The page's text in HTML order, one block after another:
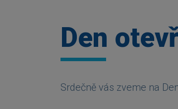
Den
Srdečně vás zveme na